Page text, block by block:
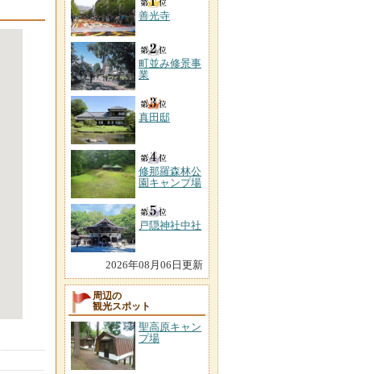
善光寺
町並み修景事
業
真田邸
修那羅森林公
園キャンプ場
戸隠神社中社
2026年08月06日更新
周辺の
観光スポット
聖高原キャン
プ場